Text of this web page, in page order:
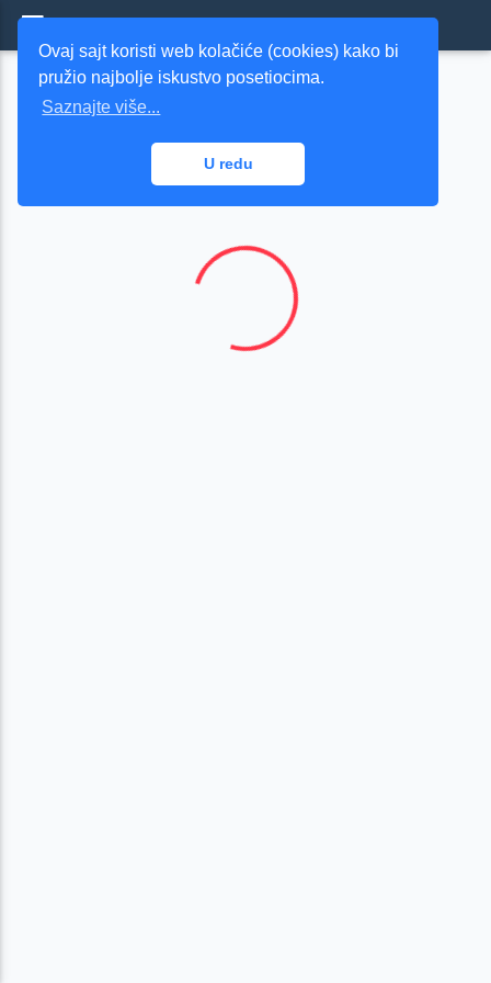
Burina.NET - Agregator RSS Novosti
Ovaj sajt koristi web kolačiće (cookies) kako bi
pružio najbolje iskustvo posetiocima.
Saznajte više...
U redu
Politika
Loading...